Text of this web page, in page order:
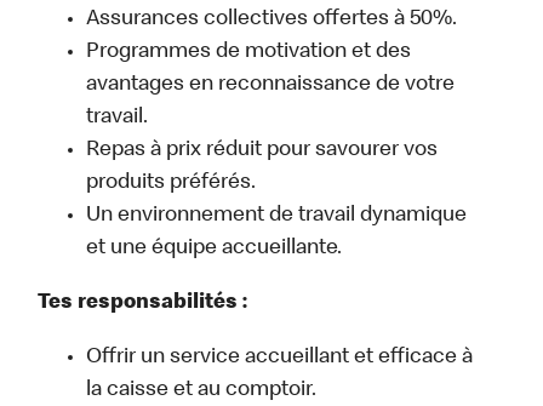
Assurances collectives offertes à 50%.
Programmes de motivation et des
avantages en reconnaissance de votre
travail.
Repas à prix réduit pour savourer vos
produits préférés.
Un environnement de travail dynamique
et une équipe accueillante.
Tes responsabilités :
Offrir un service accueillant et efficace à
la caisse et au comptoir.